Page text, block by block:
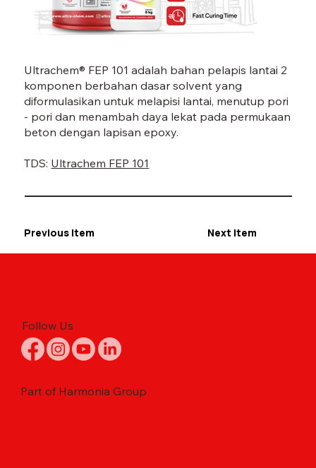
FEP 101-07.jpg FEP
Ultrachem® FEP 101 adalah bahan pelapis lantai 2
komponen berbahan dasar solvent yang
diformulasikan untuk melapisi lantai, menutup pori
- pori dan menambah daya lekat pada permukaan
beton dengan lapisan epoxy.
TDS: Ultrachem FEP 101
Previous Item Next Item
Follow Us
Part of Harmonia Group